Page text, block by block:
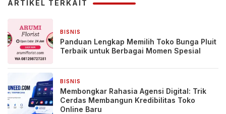
ARTIKEL TERKAIT
BISNIS
Panduan Lengkap Memilih Toko Bunga Pluit
Terbaik untuk Berbagai Momen Spesial
BISNIS
Membongkar Rahasia Agensi Digital: Trik
Cerdas Membangun Kredibilitas Toko
Online Baru